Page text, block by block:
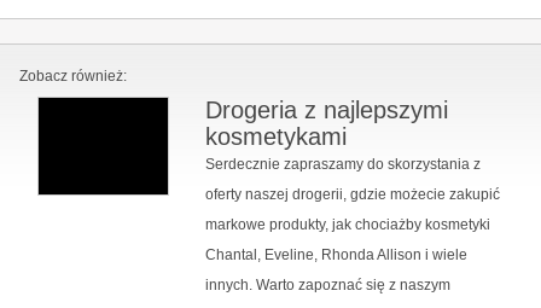
Zobacz również:
Drogeria z najlepszymi
kosmetykami
Serdecznie zapraszamy do skorzystania z
oferty naszej drogerii, gdzie możecie zakupić
markowe produkty, jak chociażby kosmetyki
Chantal, Eveline, Rhonda Allison i wiele
innych. Warto zapoznać się z naszym